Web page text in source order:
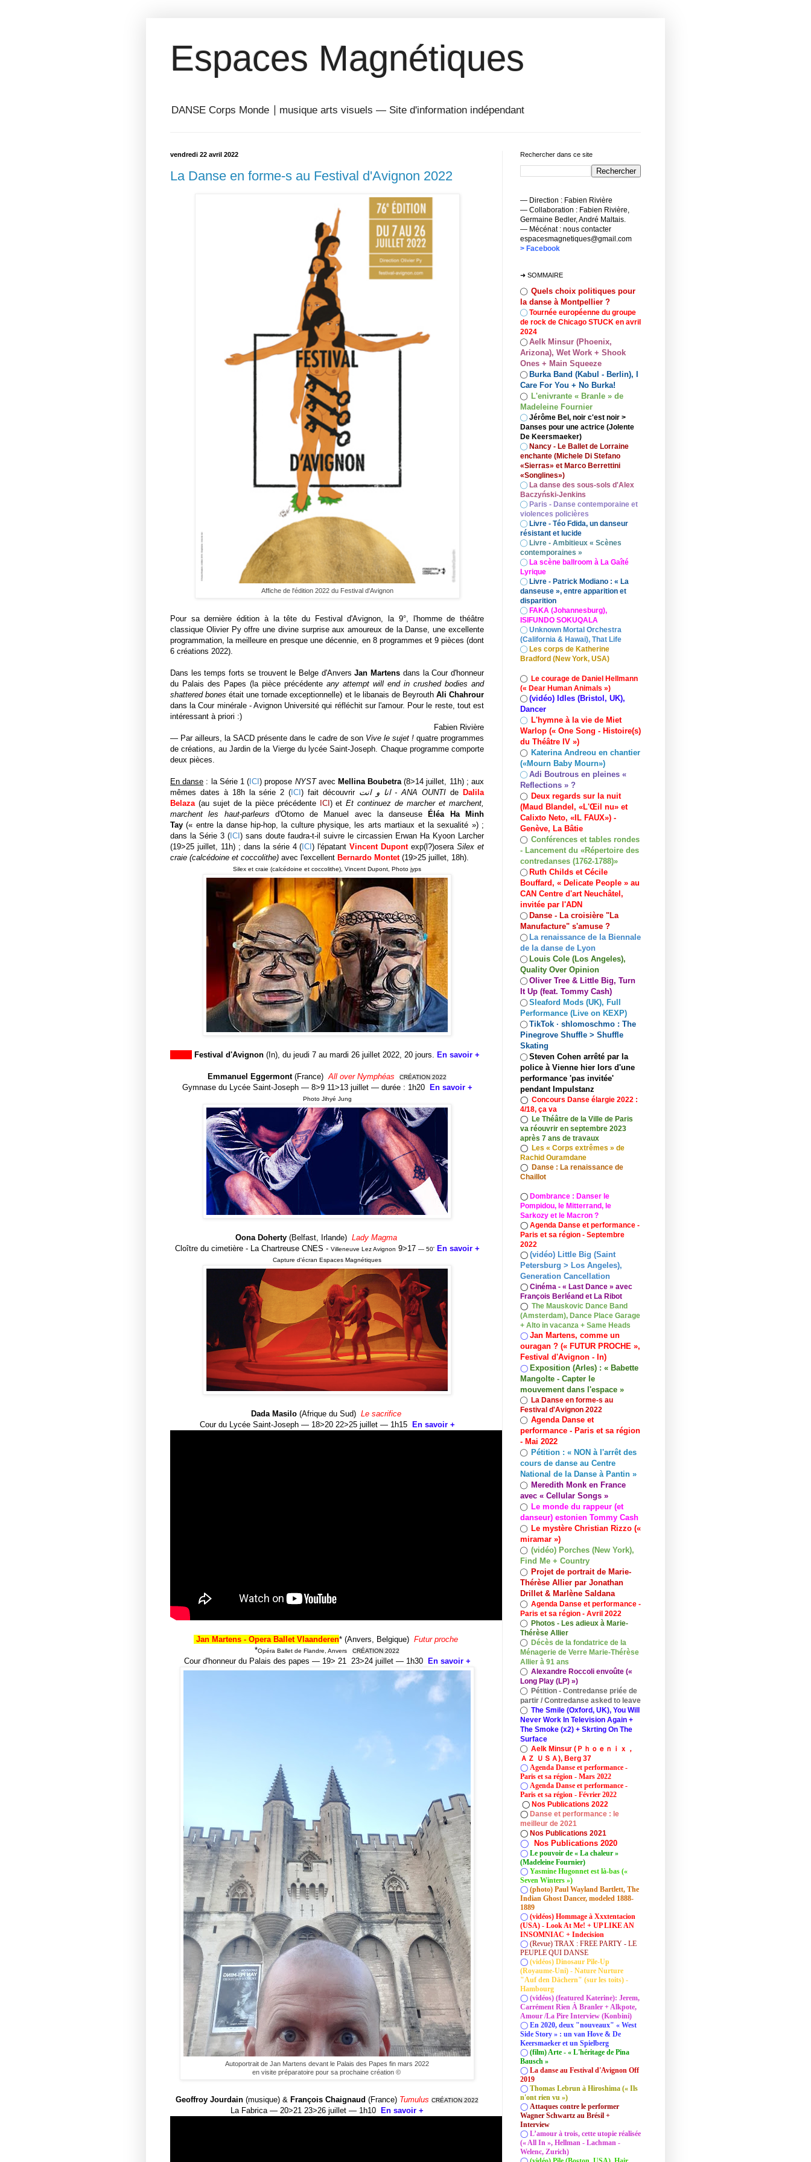
Espaces Magnétiques
DANSE Corps Monde ⎥ musique arts visuels — Site d'information indépendant
vendredi 22 avril 2022
La Danse en forme-s au Festival d'Avignon 2022
Affiche de l'édition 2022 du Festival d'Avignon
Pour sa dernière édition à la tête du Festival d'Avignon, la 9°, l'homme de théâtre
classique Olivier Py offre une divine surprise aux amoureux de la Danse, une excellente
programmation, la meilleure en presque une décennie, en 8 programmes et 9 pièces(dont
6 créations 2022)
Dans les temps forts se trouvent le Belge d'AnversJan Martens dans la Cour d'honneur
du Palais des Papes (la pièce précédente any attempt will end in crushed bodies and
shattered bones était une tornade exceptionnelle) et le libanais de Beyrouth Ali Chahrour
dans laCour minérale - Avignon Université qui réfléchit sur l'amour. Pour le reste, tout est
intéressant à priori :)
Fabien Rivière
— Par ailleurs, la SACD présentedans le cadre de son Vive le sujet ! quatre programmes
de créations, au Jardin de la Vierge du lycée Saint-Joseph. Chaque programme comporte
deux pièces.
En danse : la Série 1 (ICI) propose NYSTavec Mellina Boubetra (8>14 juillet, 11h); aux
mêmes dates à 18h la série 2 (ICI) fait découvrir انا و انت - ANA OUNTI deDalila
Belaza (au sujet de la pièce précédente ICI) etEt continuez de marcher et marchent,
marchent les haut-parleurs d'Otomo de Manuel avec la danseuseÉléa Ha Minh
Tay (« entre la danse hip-hop, la culture physique, les arts martiaux et la sexualité ») ;
dans la Série 3 (ICI) sans doute faudra-t-il suivre le circassien Erwan Ha Kyoon Larcher
(19>25 juillet, 11h) ; dans la série 4 (ICI) l'épatantVincent Dupontexp(l?)oseraSilex et
craie (calcédoine et coccolithe) avec l'excellent Bernardo Montet (19>25 juillet, 18h).
Silex et craie (calcédoine et coccolithe), Vincent Dupont, Photo jyps
Festival d'Avignon (In), du jeudi 7 au mardi 26 juillet 2022, 20 jours. En savoir +
Emmanuel Eggermont(France) All over Nymphéas CRÉATION 2022
Gymnase du Lycée Saint-Joseph — 8>9 11>13 juillet — durée : 1h20 En savoir +
Photo Jihyé Jung
Oona Doherty (Belfast, Irlande) Lady Magma
Cloître du cimetière - La Chartreuse CNES - Villeneuve Lez Avignon 9>17 — 50' En savoir +
Capture d'écran Espaces Magnétiques
Dada Masilo (Afrique du Sud) Le sacrifice
Cour du Lycée Saint-Joseph — 18>20 22>25 juillet — 1h15 En savoir +
Jan Martens - Opera Ballet Vlaanderen* (Anvers, Belgique) Futur proche
*Opéra Ballet de Flandre, Anvers CRÉATION 2022
Cour d'honneur du Palais des papes — 19> 21 23>24 juillet — 1h30 En savoir +
Autoportrait de Jan Martens devant le Palais des Papes fin mars 2022
en visite préparatoire pour sa prochaine création ©
Geoffroy Jourdain (musique) & François Chaignaud (France) Tumulus CRÉATION 2022
La Fabrica — 20>21 23>26 juillet — 1h10 En savoir +
Rechercher dans ce site
— Direction : Fabien Rivière
— Collaboration : Fabien Rivière,
Germaine Bedler, André Maltais.
— Mécénat : nous contacter
espacesmagnetiques@gmail.com
> Facebook
➜ SOMMAIRE
◯ Quels choix politiques pour
la danse à Montpellier ?
◯ Tournée européenne du groupe
de rock de Chicago STUCK en avril
2024
◯ Aelk Minsur (Phoenix,
Arizona), Wet Work + Shook
Ones + Main Squeeze
◯ Burka Band (Kabul - Berlin), I
Care For You + No Burka!
◯ L'enivrante « Branle » de
Madeleine Fournier
◯ Jérôme Bel, noir c'est noir >
Danses pour une actrice (Jolente
De Keersmaeker)
◯ Nancy - Le Ballet de Lorraine
enchante (Michele Di Stefano
«Sierras» et Marco Berrettini
«Songlines»)
◯ La danse des sous-sols d'Alex
Baczyński-Jenkins
◯ Paris - Danse contemporaine et
violences policières
◯ Livre - Téo Fdida, un danseur
résistant et lucide
◯ Livre - Ambitieux « Scènes
contemporaines »
◯ La scène ballroom à La Gaîté
Lyrique
◯ Livre - Patrick Modiano : « La
danseuse », entre apparition et
disparition
◯ FAKA (Johannesburg),
ISIFUNDO SOKUQALA
◯ Unknown Mortal Orchestra
(California & Hawai), That Life
◯ Les corps de Katherine
Bradford (New York, USA)
◯ Le courage de Daniel Hellmann
(« Dear Human Animals »)
◯ (vidéo) Idles (Bristol, UK),
Dancer
◯ L'hymne à la vie de Miet
Warlop (« One Song - Histoire(s)
du Théâtre IV »)
◯ Katerina Andreou en chantier
(«Mourn Baby Mourn»)
◯ Adi Boutrous en pleines «
Reflections » ?
◯ Deux regards sur la nuit
(Maud Blandel, «L'Œil nu» et
Calixto Neto, «IL FAUX») -
Genève, La Bâtie
◯ Conférences et tables rondes
- Lancement du «Répertoire des
contredanses (1762-1788)»
◯ Ruth Childs et Cécile
Bouffard, « Delicate People » au
CAN Centre d'art Neuchâtel,
invitée par l'ADN
◯ Danse - La croisière "La
Manufacture" s'amuse ?
◯ La renaissance de la Biennale
de la danse de Lyon
◯ Louis Cole (Los Angeles),
Quality Over Opinion
◯ Oliver Tree & Little Big, Turn
It Up (feat. Tommy Cash)
◯ Sleaford Mods (UK), Full
Performance (Live on KEXP)
◯ TikTok · shlomoschmo : The
Pinegrove Shuffle > Shuffle
Skating
◯ Steven Cohen arrêté par la
police à Vienne hier lors d'une
performance 'pas invitée'
pendant Impulstanz
◯ Concours Danse élargie 2022 :
4/18, ça va
◯ Le Théâtre de la Ville de Paris
va réouvrir en septembre 2023
après 7 ans de travaux
◯ Les « Corps extrêmes » de
Rachid Ouramdane
◯ Danse : La renaissance de
Chaillot
◯ Dombrance : Danser le
Pompidou, le Mitterrand, le
Sarkozy et le Macron ?
◯ Agenda Danse et performance -
Paris et sa région - Septembre
2022
◯ (vidéo) Little Big (Saint
Petersburg > Los Angeles),
Generation Cancellation
◯ Cinéma - « Last Dance » avec
François Berléand et La Ribot
◯ The Mauskovic Dance Band
(Amsterdam), Dance Place Garage
+ Alto in vacanza + Same Heads
◯ Jan Martens, comme un
ouragan ? (« FUTUR PROCHE »,
Festival d'Avignon - In)
◯ Exposition (Arles) : « Babette
Mangolte - Capter le
mouvement dans l'espace »
◯ La Danse en forme-s au
Festival d'Avignon 2022
◯ Agenda Danse et
performance - Paris et sa région
- Mai 2022
◯ Pétition : « NON à l'arrêt des
cours de danse au Centre
National de la Danse à Pantin »
◯ Meredith Monk en France
avec « Cellular Songs »
◯ Le monde du rappeur (et
danseur) estonien Tommy Cash
◯ Le mystère Christian Rizzo («
miramar »)
◯ (vidéo) Porches (New York),
Find Me + Country
◯ Projet de portrait de Marie-
Thérèse Allier par Jonathan
Drillet & Marlène Saldana
◯ Agenda Danse et performance -
Paris et sa région - Avril 2022
◯ Photos - Les adieux à Marie-
Thérèse Allier
◯ Décès de la fondatrice de la
Ménagerie de Verre Marie-Thérèse
Allier à 91 ans
◯ Alexandre Roccoli envoûte («
Long Play (LP) »)
◯ Pétition - Contredanse priée de
partir / Contredanse asked to leave
◯ The Smile (Oxford, UK), You Will
Never Work In Television Again +
The Smoke (x2) + Skrting On The
Surface
◯ Aelk Minsur (Ｐｈｏｅｎｉｘ，
ＡＺ ＵＳＡ), Berg 37
◯ Agenda Danse et performance -
Paris et sa région - Mars 2022
◯ Agenda Danse et performance -
Paris et sa région - Février 2022
◯ Nos Publications 2022
◯ Danse et performance : le
meilleur de 2021
◯ Nos Publications 2021
◯ Nos Publications 2020
◯ Le pouvoir de « La chaleur »
(Madeleine Fournier)
◯ Yasmine Hugonnet est là-bas («
Seven Winters »)
◯ (photo) Paul Wayland Bartlett, The
Indian Ghost Dancer, modeled 1888-
1889
◯ (vidéos) Hommage à Xxxtentacion
(USA) - Look At Me! + UP LIKE AN
INSOMNIAC + Indecision
◯ (Revue) TRAX : FREE PARTY - LE
PEUPLE QUI DANSE
◯ (vidéos) Dinosaur Pile-Up
(Royaume-Uni) - Nature Nurture
"Auf den Dächern" (sur les toits) -
Hambourg
◯ (vidéos) (featured Katerine): Jerem,
Carrément Rien À Branler + Alkpote,
Amour /La Pire Interview (Konbini)
◯ En 2020, deux "nouveaux" « West
Side Story » : un van Hove & De
Keersmaeker et un Spielberg
◯ (film) Arte - « L'héritage de Pina
Bausch »
◯ La danse au Festival d'Avignon Off
2019
◯ Thomas Lebrun à Hiroshima (« Ils
n'ont rien vu »)
◯ Attaques contre le performer
Wagner Schwartz au Brésil +
Interview
◯ L’amour à trois, cette utopie réalisée
(« All In », Hellman - Lachman -
Welenc, Zurich)